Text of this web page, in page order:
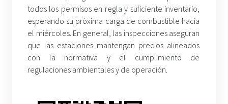
todos los permisos en regla y suficiente inventario,
esperando su próxima carga de combustible hacia
el miércoles. En general, las inspecciones aseguran
que las estaciones mantengan precios alineados
con la normativa y el cumplimiento de
regulaciones ambientales y de operación.